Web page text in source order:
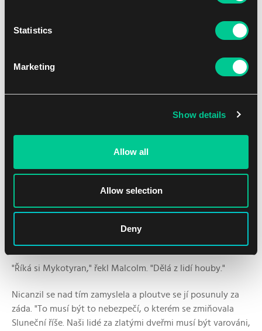
Statistics
Marketing
Show details
Allow all
Allow selection
Deny
Před Malcolmem se tyčila válečnice z mořského lidu a
"Kdo jste?" zeptala se.
uklonil. "Tohle je Pumpka, můj společník."
"Piráti," řekla merfolčice a ústa se jí zkřivila odporem. "Jsem
"Říká si Mykotyran," řekl Malcolm. "Dělá z lidí houby."
Nicanzil se nad tím zamyslela a ploutve se jí posunuly za
záda. "To musí být to nebezpečí, o kterém se zmiňovala
Sluneční říše. Naši lidé za zlatými dveřmi musí být varováni,